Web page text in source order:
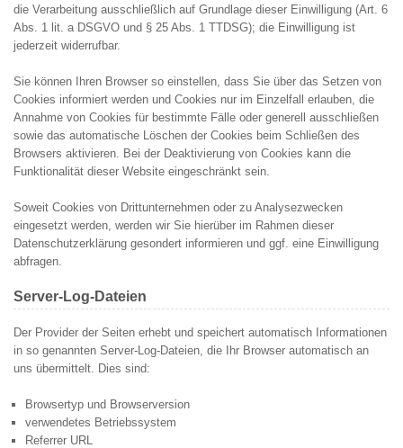
die Verarbeitung ausschließlich auf Grundlage dieser Einwilligung (Art. 6
Abs. 1 lit. a DSGVO und § 25 Abs. 1 TTDSG); die Einwilligung ist
jederzeit widerrufbar.
Sie können Ihren Browser so einstellen, dass Sie über das Setzen von
Cookies informiert werden und Cookies nur im Einzelfall erlauben, die
Annahme von Cookies für bestimmte Fälle oder generell ausschließen
sowie das automatische Löschen der Cookies beim Schließen des
Browsers aktivieren. Bei der Deaktivierung von Cookies kann die
Funktionalität dieser Website eingeschränkt sein.
Soweit Cookies von Drittunternehmen oder zu Analysezwecken
eingesetzt werden, werden wir Sie hierüber im Rahmen dieser
Datenschutzerklärung gesondert informieren und ggf. eine Einwilligung
abfragen.
Server-Log-Dateien
Der Provider der Seiten erhebt und speichert automatisch Informationen
in so genannten Server-Log-Dateien, die Ihr Browser automatisch an
uns übermittelt. Dies sind:
Browsertyp und Browserversion
verwendetes Betriebssystem
Referrer URL